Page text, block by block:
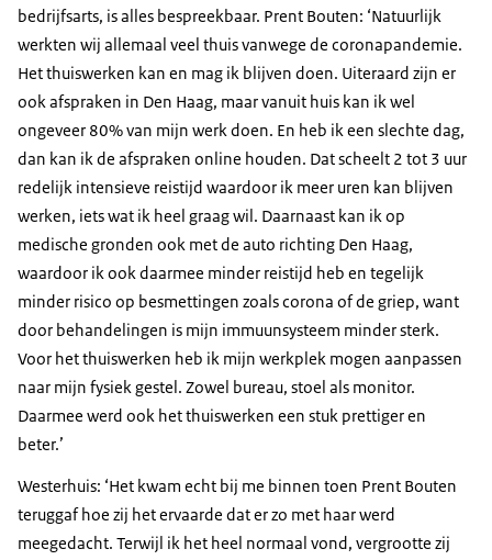
bedrijfsarts, is alles bespreekbaar. Prent Bouten: ‘Natuurlijk
werkten wij allemaal veel thuis vanwege de coronapandemie.
Het thuiswerken kan en mag ik blijven doen. Uiteraard zijn er
ook afspraken in Den Haag, maar vanuit huis kan ik wel
ongeveer 80% van mijn werk doen. En heb ik een slechte dag,
dan kan ik de afspraken online houden. Dat scheelt 2 tot 3 uur
redelijk intensieve reistijd waardoor ik meer uren kan blijven
werken, iets wat ik heel graag wil. Daarnaast kan ik op
medische gronden ook met de auto richting Den Haag,
waardoor ik ook daarmee minder reistijd heb en tegelijk
minder risico op besmettingen zoals corona of de griep, want
door behandelingen is mijn immuunsysteem minder sterk.
Voor het thuiswerken heb ik mijn werkplek mogen aanpassen
naar mijn fysiek gestel. Zowel bureau, stoel als monitor.
Daarmee werd ook het thuiswerken een stuk prettiger en
beter.’
Westerhuis: ‘Het kwam echt bij me binnen toen Prent Bouten
teruggaf hoe zij het ervaarde dat er zo met haar werd
meegedacht. Terwijl ik het heel normaal vond, vergrootte zij